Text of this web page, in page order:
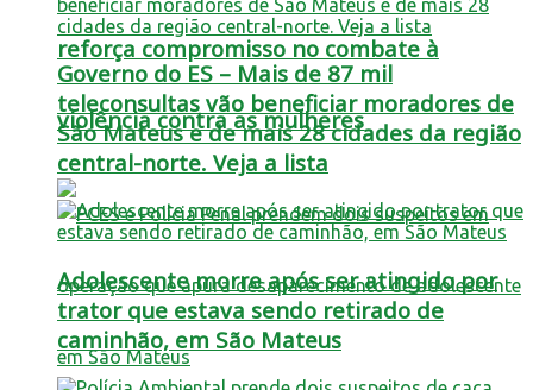
reforça compromisso no combate à
violência contra as mulheres
Governo do ES – Mais de 87 mil
teleconsultas vão beneficiar moradores de
São Mateus e de mais 28 cidades da região
central-norte. Veja a lista
Adolescente morre após ser atingido por
trator que estava sendo retirado de
caminhão, em São Mateus